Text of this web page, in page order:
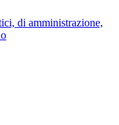
di amministrazione,